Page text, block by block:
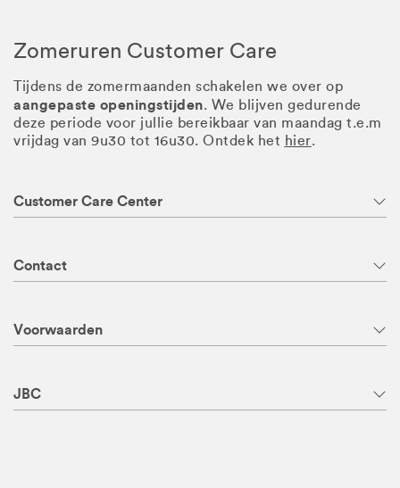
Zomeruren Customer Care
Tijdens de zomermaanden schakelen we over op
aangepaste openingstijden. We blijven gedurende
deze periode voor jullie bereikbaar van maandag t.e.m
vrijdag van 9u30 tot 16u30. Ontdek het hier.
Customer Care Center
Contact
Voorwaarden
JBC